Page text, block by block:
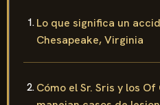
Lo que significa un
Chesapeake, Virginia
Cómo el Sr. Sris y los